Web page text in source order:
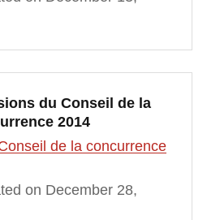
du Conseil de la
2014
de la concurrence
on December 28,